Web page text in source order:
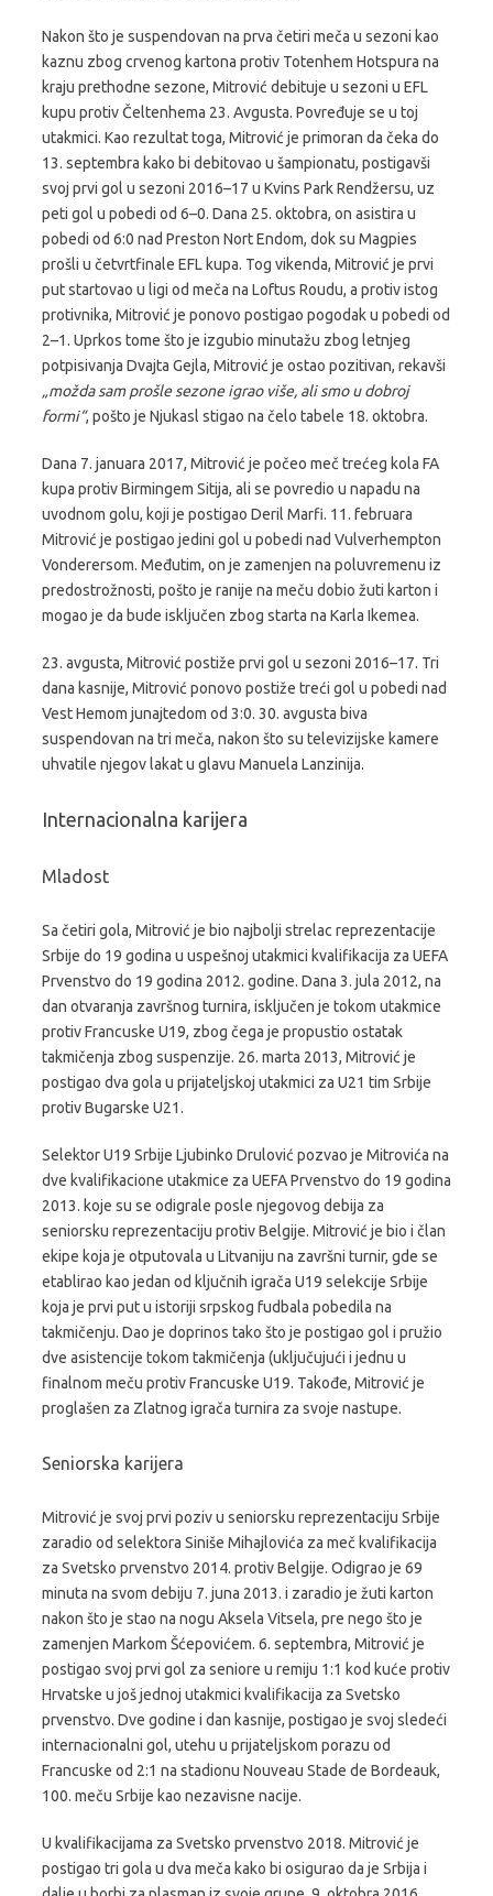
Nakon što je suspendovan na prva četiri meča u sezoni kao
kaznu zbog crvenog kartona protiv Totenhem Hotspura na
kraju prethodne sezone, Mitrović debituje u sezoni u EFL
kupu protiv Čeltenhema 23. Avgusta. Povređuje se u toj
utakmici. Kao rezultat toga, Mitrović je primoran da čeka do
13. septembra kako bi debitovao u šampionatu, postigavši
svoj prvi gol u sezoni 2016–17 u Kvins Park Rendžersu, uz
peti gol u pobedi od 6–0. Dana 25. oktobra, on asistira u
pobedi od 6:0 nad Preston Nort Endom, dok su Magpies
prošli u četvrtfinale EFL kupa. Tog vikenda, Mitrović je prvi
put startovao u ligi od meča na Loftus Roudu, a protiv istog
protivnika, Mitrović je ponovo postigao pogodak u pobedi od
2–1. Uprkos tome što je izgubio minutažu zbog letnjeg
potpisivanja Dvajta Gejla, Mitrović je ostao pozitivan, rekavši
„možda sam prošle sezone igrao više, ali smo u dobroj
formi“, pošto je Njukasl stigao na čelo tabele 18. oktobra.
Dana 7. januara 2017, Mitrović je počeo meč trećeg kola FA
kupa protiv Birmingem Sitija, ali se povredio u napadu na
uvodnom golu, koji je postigao Deril Marfi. 11. februara
Mitrović je postigao jedini gol u pobedi nad Vulverhempton
Vonderersom. Međutim, on je zamenjen na poluvremenu iz
predostrožnosti, pošto je ranije na meču dobio žuti karton i
mogao je da bude isključen zbog starta na Karla Ikemea.
23. avgusta, Mitrović postiže prvi gol u sezoni 2016–17. Tri
dana kasnije, Mitrović ponovo postiže treći gol u pobedi nad
Vest Hemom junajtedom od 3:0. 30. avgusta biva
suspendovan na tri meča, nakon što su televizijske kamere
uhvatile njegov lakat u glavu Manuela Lanzinija.
Internacionalna karijera
Mladost
Sa četiri gola, Mitrović je bio najbolji strelac reprezentacije
Srbije do 19 godina u uspešnoj utakmici kvalifikacija za UEFA
Prvenstvo do 19 godina 2012. godine. Dana 3. jula 2012, na
dan otvaranja završnog turnira, isključen je tokom utakmice
protiv Francuske U19, zbog čega je propustio ostatak
takmičenja zbog suspenzije. 26. marta 2013, Mitrović je
postigao dva gola u prijateljskoj utakmici za U21 tim Srbije
protiv Bugarske U21.
Selektor U19 Srbije Ljubinko Drulović pozvao je Mitrovića na
dve kvalifikacione utakmice za UEFA Prvenstvo do 19 godina
2013. koje su se odigrale posle njegovog debija za
seniorsku reprezentaciju protiv Belgije. Mitrović je bio i član
ekipe koja je otputovala u Litvaniju na završni turnir, gde se
etablirao kao jedan od ključnih igrača U19 selekcije Srbije
koja je prvi put u istoriji srpskog fudbala pobedila na
takmičenju. Dao je doprinos tako što je postigao gol i pružio
dve asistencije tokom takmičenja (uključujući i jednu u
finalnom meču protiv Francuske U19. Takođe, Mitrović je
proglašen za Zlatnog igrača turnira za svoje nastupe.
Seniorska karijera
Mitrović je svoj prvi poziv u seniorsku reprezentaciju Srbije
zaradio od selektora Siniše Mihajlovića za meč kvalifikacija
za Svetsko prvenstvo 2014. protiv Belgije. Odigrao je 69
minuta na svom debiju 7. juna 2013. i zaradio je žuti karton
nakon što je stao na nogu Aksela Vitsela, pre nego što je
zamenjen Markom Šćepovićem. 6. septembra, Mitrović je
postigao svoj prvi gol za seniore u remiju 1:1 kod kuće protiv
Hrvatske u još jednoj utakmici kvalifikacija za Svetsko
prvenstvo. Dve godine i dan kasnije, postigao je svoj sledeći
internacionalni gol, utehu u prijateljskom porazu od
Francuske od 2:1 na stadionu Nouveau Stade de Bordeauk,
100. meču Srbije kao nezavisne nacije.
U kvalifikacijama za Svetsko prvenstvo 2018. Mitrović je
postigao tri gola u dva meča kako bi osigurao da je Srbija i